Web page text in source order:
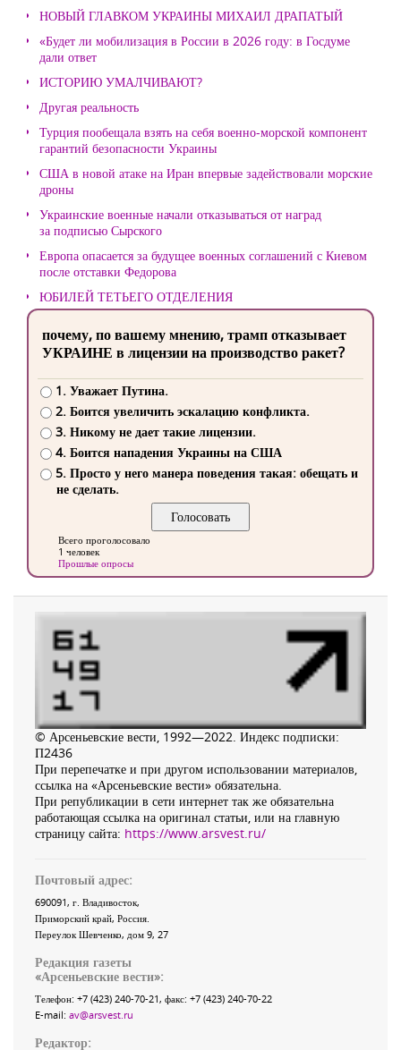
НОВЫЙ ГЛАВКОМ УКРАИНЫ МИХАИЛ ДРАПАТЫЙ
«Будет ли мобилизация в России в 2026 году: в Госдуме
дали ответ
ИСТОРИЮ УМАЛЧИВАЮТ?
Другая реальность
Турция пообещала взять на себя военно-морской компонент
гарантий безопасности Украины
США в новой атаке на Иран впервые задействовали морские
дроны
Украинские военные начали отказываться от наград
за подписью Сырского
Европа опасается за будущее военных соглашений с Киевом
после отставки Федорова
ЮБИЛЕЙ ТЕТЬЕГО ОТДЕЛЕНИЯ
почему, по вашему мнению, трамп отказывает
УКРАИНЕ в лицензии на производство ракет?
1. Уважает Путина.
2. Боится увеличить эскалацию конфликта.
3. Никому не дает такие лицензии.
4. Боится нападения Украины на США
5. Просто у него манера поведения такая: обещать и
не сделать.
Всего проголосовало
1 человек
Прошлые опросы
© Арсеньевские вести, 1992—2022. Индекс подписки:
П2436
При перепечатке и при другом использовании материалов,
ссылка на «Арсеньевские вести» обязательна.
При републикации в сети интернет так же обязательна
работающая ссылка на оригинал статьи, или на главную
страницу сайта: https://www.arsvest.ru/
Почтовый адрес:
690091, г. Владивосток,
Приморский край, Россия
Переулок Шевченко, дом 9, 27
Редакция газеты
«Арсеньевские вести»:
Телефон: +7 (423) 240-70-21, факс: +7 (423) 240-70-22
E-mail: av@arsvest.ru
Редактор: